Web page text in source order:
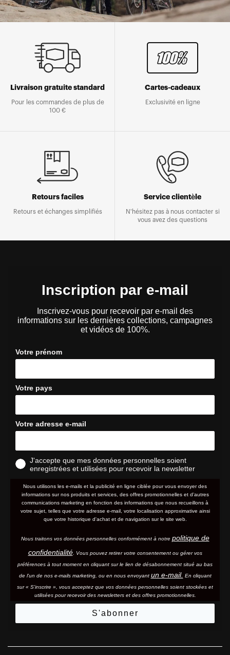
Livraison gratuite standard
Pour les commandes de plus de
100 €
Cartes-cadeaux
Exclusivité en ligne
Retours faciles
Retours et échanges simplifiés
Service clientèle
N'hésitez pas à nous contacter si
vous avez des questions
Inscription par e-mail
Inscrivez-vous pour recevoir par e-mail des
informations sur les dernières collections, campagnes
et vidéos de 100%.
Votre prénom
Votre pays
Votre adresse e-mail
J'accepte que mes données personnelles soient
enregistrées et utilisées pour recevoir la newsletter
Nous utilisons les e-mails et la publicité en ligne ciblée pour vous envoyer des
informations sur nos produits et services, des offres promotionnelles et d'autres
communications marketing en fonction des informations que nous recueillons à
votre sujet, telles que votre adresse e-mail, votre localisation approximative ainsi
que votre historique d'achat et de navigation sur le site web.
Nous traitons vos données personnelles conformément à notre politique de
confidentialité. Vous pouvez retirer votre consentement ou gérer vos
préférences à tout moment en cliquant sur le lien de désabonnement situé au bas
de l'un de nos e-mails marketing, ou en nous envoyant un e-mail. En cliquant
sur « S'inscrire », vous acceptez que vos données personnelles soient stockées et
utilisées pour recevoir des newsletters et des offres promotionnelles.
S'abonner